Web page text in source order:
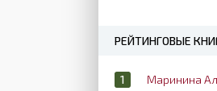
РЕЙТИНГОВЫЕ
Маринина